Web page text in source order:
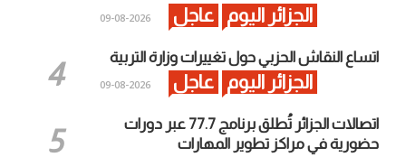
الجزائر اليوم عاجل 2026-08-09
اتساع النقاش الحزبي حول تغييرات وزارة التربية
الجزائر اليوم عاجل 2026-08-09
اتصالات الجزائر تُطلق برنامج 77.7 عبر دورات
حضورية في مراكز تطوير المهارات